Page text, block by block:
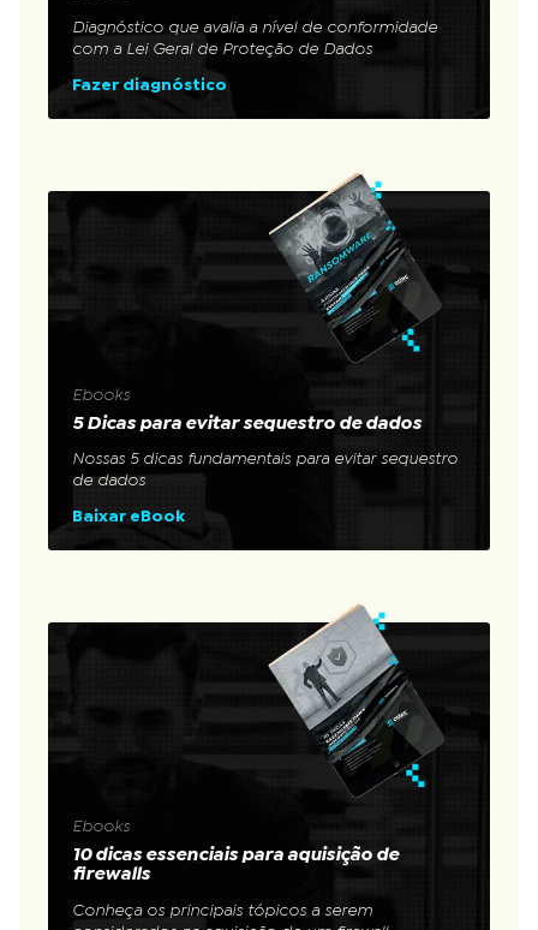
Diagnóstico que avalia a nível de conformidade
com a Lei Geral de Proteção de Dados
Fazer diagnóstico
Ebooks
5 Dicas para evitar sequestro de dados
Nossas 5 dicas fundamentais para evitar sequestro
de dados
Baixar eBook
Ebooks
10 dicas essenciais para aquisição de
firewalls
Conheça os principais tópicos a serem